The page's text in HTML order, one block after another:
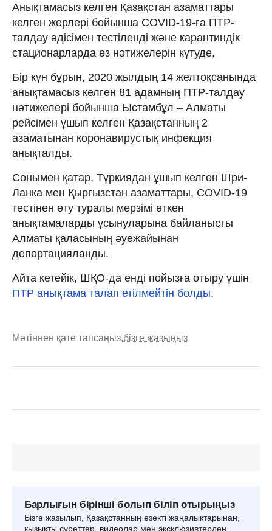
Анықтамасыз келген Қазақстан азаматтары
келген жерлері бойынша COVID-19-ға ПТР-
талдау әдісімен тестіленді және карантиндік
стационарларда өз нәтижелерін күтуде.
Бір күн бұрын, 2020 жылдың 14 желтоқсанында
анықтамасыз келген 81 адамның ПТР-талдау
нәтижелері бойынша Ыстамбұл – Алматы
рейсімен ұшып келген Қазақстанның 2
азаматынан коронавирустық инфекция
анықталды.
Сонымен қатар, Түркиядан ұшып келген Шри-
Ланка мен Қырғызстан азаматтары, COVID-19
тестінен өту туралы мерзімі өткен
анықтамаларды ұсынуларына байланысты
Алматы қаласының әуежайынан
депортацияланды.
Айта кетейік, ШҚО-да енді пойызға отыру үшін
ПТР анықтама талап етілмейтін болды.
Мәтіннен қате тапсаңыз,бізге жазыңыз
Барлығын бірінші болып біліп отырыңыз
Бізге жазылып, Қазақстанның өзекті жаңалықтарынан,
қызықты суреттер, видеолар мен эксклюзивтерден